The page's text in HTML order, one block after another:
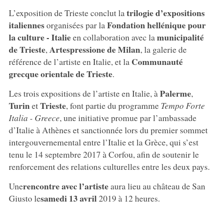
L’exposition de Trieste conclut latrilogie d’expositions
italiennesorganisées par laFondation hellénique pour
la culture - Italieen collaboration avec la municipalité
de Trieste, Artespressione de Milan, la galerie de
référence de l’artiste en Italie, et la Communauté
grecque orientale de Trieste.
Les trois expositions de l’artiste en Italie, à Palerme,
TurinetTrieste, font partie du programme Tempo Forte
Italia - Greece, une initiative promue par l’ambassade
d’Italie à Athènes et sanctionnée lors du premier sommet
intergouvernemental entre l’Italie et la Grèce, qui s’est
tenu le 14 septembre 2017 à Corfou, afin de soutenir le
renforcement des relations culturelles entre les deux pays.
Unerencontre avec l’artisteaura lieu au château de San
Giusto lesamedi 13 avril2019 à 12 heures.